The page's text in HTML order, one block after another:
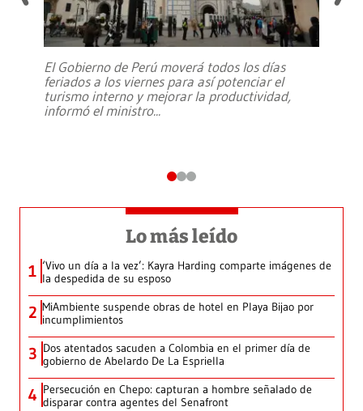
El Gobierno de Perú moverá todos los días
feriados a los viernes para así potenciar el
turismo interno y mejorar la productividad,
informó el ministro...
Lo más leído
1 ‘Vivo un día a la vez’: Kayra Harding comparte imágenes de
la despedida de su esposo
2 MiAmbiente suspende obras de hotel en Playa Bijao por
incumplimientos
3 Dos atentados sacuden a Colombia en el primer día de
gobierno de Abelardo De La Espriella
4 Persecución en Chepo: capturan a hombre señalado de
disparar contra agentes del Senafront